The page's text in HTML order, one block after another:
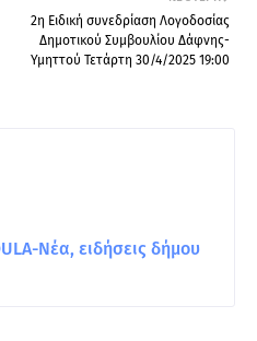
2η Ειδική συνεδρίαση Λογοδοσίας
Δημοτικού Συμβουλίου Δάφνης-
Υμηττού Τετάρτη 30/4/2025 19:00
Νέα, ειδήσεις δήμου